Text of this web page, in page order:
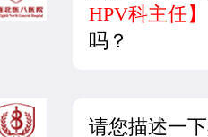
HPV科主任】
吗？
请您描述一